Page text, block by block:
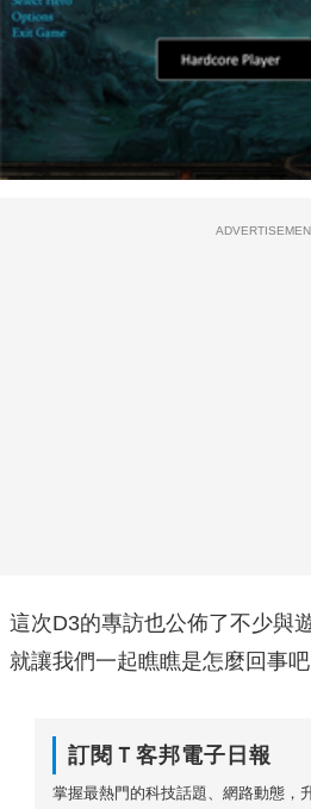
這次D3的專訪也公佈了不少與
就讓我們一起瞧瞧是怎麼回事吧
訂閱Ｔ客邦電子日報
掌握最熱門的科技話題、網路動態，